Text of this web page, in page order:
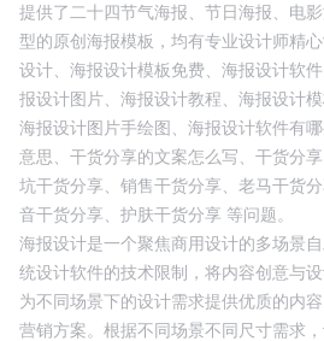
提供了二十四节气海报、节日海报、电
型的原创海报模板，均有专业设计师精
设计、 海报设计模板免费、 海报设计软件
报设计图片、 海报设计教程、 海报设计模
海报设计图片手绘图、 海报设计软件有哪
意思、 干货分享的文案怎么写、 干货分享
坑干货分享、 销售干货分享、 老马干货分
音干货分享、 护肤干货分享 等问题。
海报设计是一个聚焦商用设计的多场景
统设计软件的技术限制，将内容创意与
为不同场景下的设计需求提供优质的内
营销方案。根据不同场景不同尺寸需求